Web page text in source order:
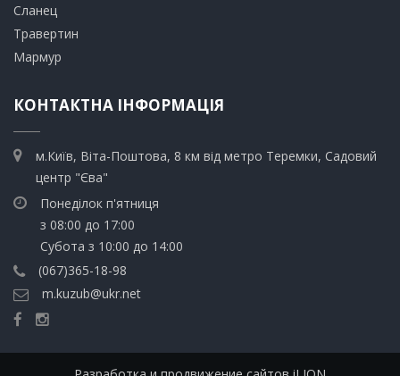
​Сланец
Травертин​
​Мармур
КОНТАКТНА ІНФОРМАЦІЯ
м.Київ, Віта-Поштова, 8 км від метро Теремки, Садовий
центр "Єва"
Понеділок п'ятниця
з 08:00 до 17:00
Субота з 10:00 до 14:00
(067)365-18-98
m.kuzub@ukr.net